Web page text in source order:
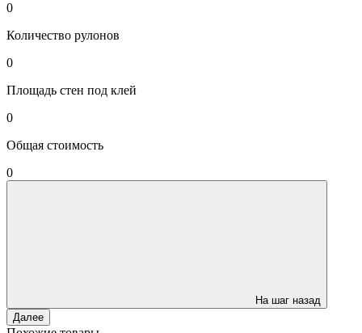
0
Количество рулонов
0
Площадь стен под клей
0
Общая стоимость
0
На шаг назад
Далее